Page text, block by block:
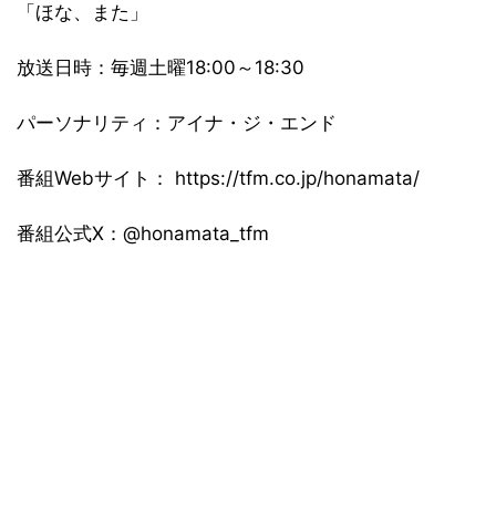
「ほな、また」
放送日時：毎週土曜18:00～18:30
パーソナリティ：アイナ・ジ・エンド
番組Webサイト： https://tfm.co.jp/honamata/
番組公式X：@honamata_tfm